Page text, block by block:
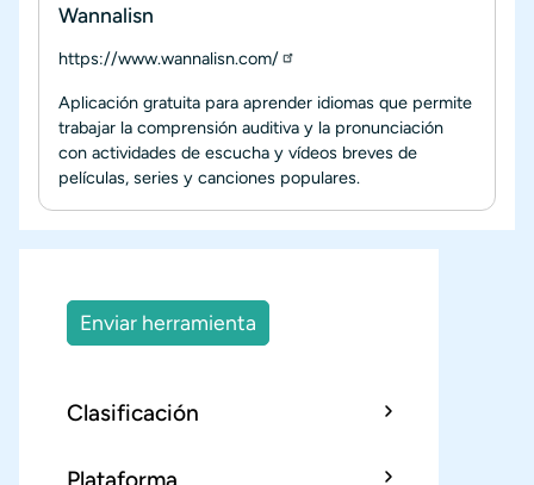
Wannalisn
https://www.wannalisn.com/
Aplicación gratuita para aprender idiomas que permite
trabajar la comprensión auditiva y la pronunciación
con actividades de escucha y vídeos breves de
películas, series y canciones populares.
Enviar herramienta
Clasificación
Plataforma